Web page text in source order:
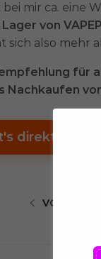
mir ca. eine
von
sich also mehr
direkt zur